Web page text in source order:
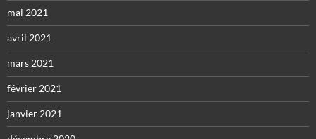
mai 2021
avril 2021
mars 2021
février 2021
janvier 2021